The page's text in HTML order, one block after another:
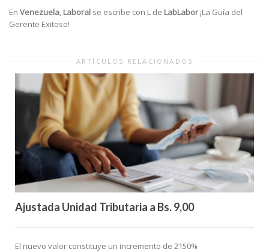
En Venezuela, Laboral se escribe con L de LabLabor¡La Guía del
Gerente Exitoso!
ARTÍCULOS RELACIONADOS
Ajustada Unidad Tributaria a Bs. 9,00
El nuevo valor constituye un incremento de 2150%